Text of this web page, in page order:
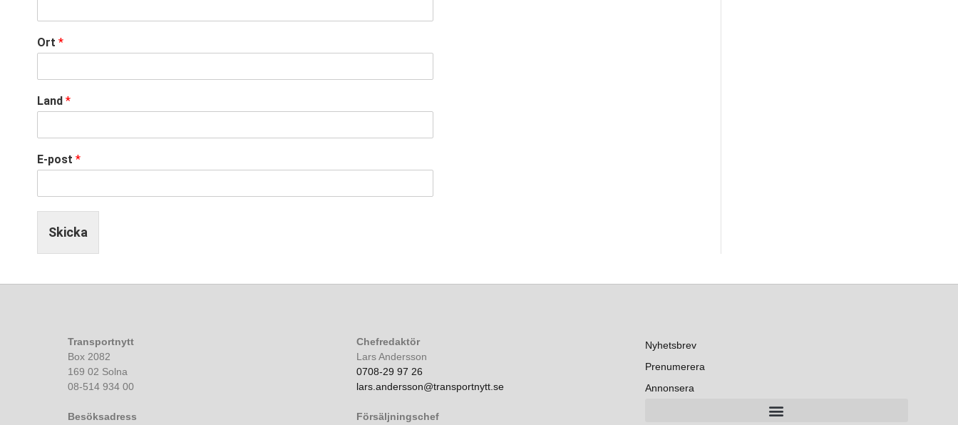
Ort *
Land *
E-post *
Skicka
Transportnytt
Box 2082
169 02 Solna
08-514 934 00
Besöksadress
Chefredaktör
Lars Andersson
0708-29 97 26
lars.andersson@transportnytt.se
Försäljningschef
Nyhetsbrev
Prenumerera
Annonsera